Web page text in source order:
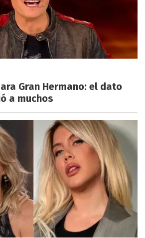
Gran Hermano: el dato
a muchos